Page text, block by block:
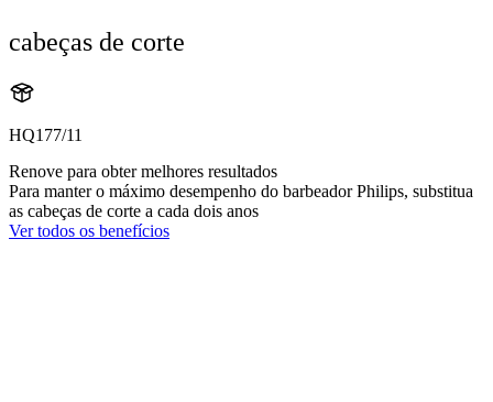
cabeças de corte
HQ177/11
Renove para obter melhores resultados
Para manter o máximo desempenho do barbeador Philips, substitua
as cabeças de corte a cada dois anos
Ver todos os benefícios